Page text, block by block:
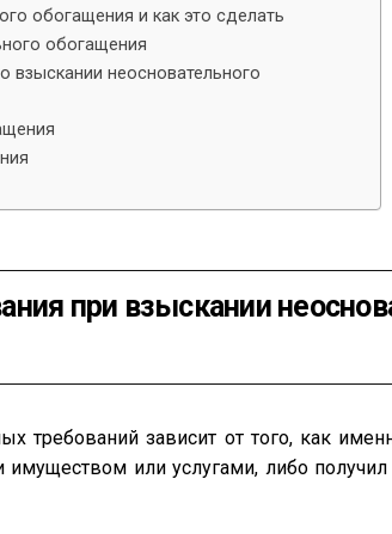
обогащения и как это сделать
обогащения
взыскании неосновательного
при взыскании
требований зависит от того, как
или услугами, либо